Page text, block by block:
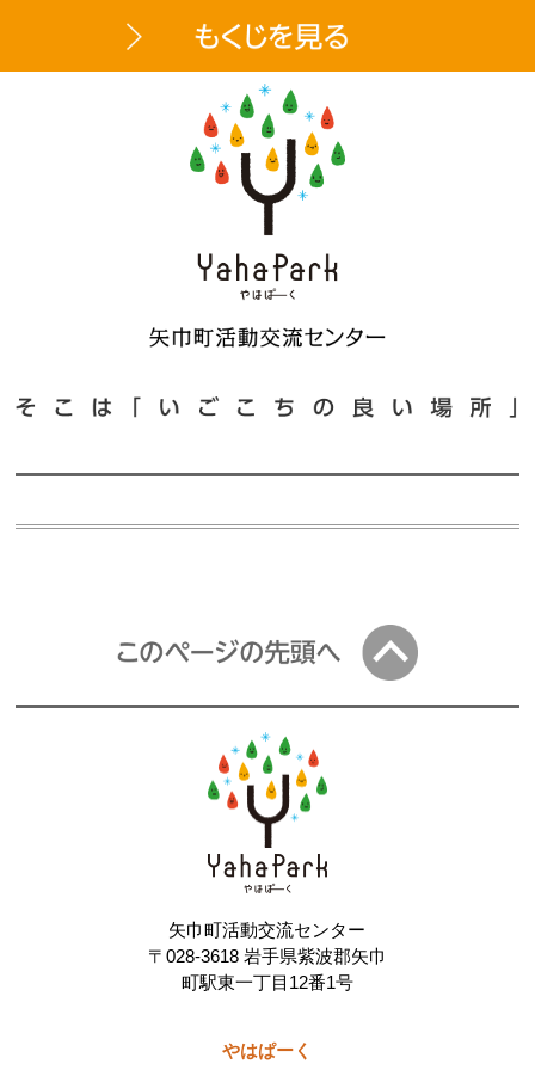
矢巾町活動交流センター
〒028-3618 岩手県紫波郡矢巾
町駅東一丁目12番1号
やはぱーく